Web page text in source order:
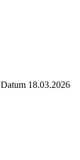
Datum 18.03.2026